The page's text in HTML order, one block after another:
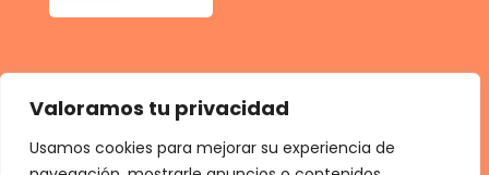
Valoramos tu privacidad
Usamos cookies para mejorar su experiencia de